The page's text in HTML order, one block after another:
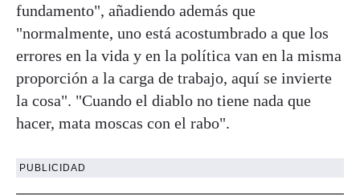
fundamento", añadiendo además que
"normalmente, uno está acostumbrado a que los
errores en la vida y en la política van en la misma
proporción a la carga de trabajo, aquí se invierte
la cosa". "Cuando el diablo no tiene nada que
hacer, mata moscas con el rabo".
PUBLICIDAD